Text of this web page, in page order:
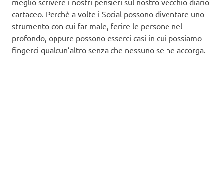
cartaceo. Perchè a volte i Social possono diventare uno
strumento con cui far male, ferire le persone nel
profondo, oppure possono esserci casi in cui possiamo
fingerci qualcun’altro senza che nessuno se ne accorga.